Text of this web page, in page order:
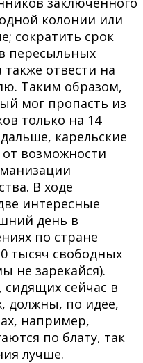
колонии или
сократить срок
пересыльных
также отвести на
Таким образом,
мог пропасть из
только на 14
карельские
от возможности
В ходе
интересные
день в
по стране
тысяч свободных
не зарекайся).
сейчас в
должны, по идее,
например,
по блату, так
лучше.